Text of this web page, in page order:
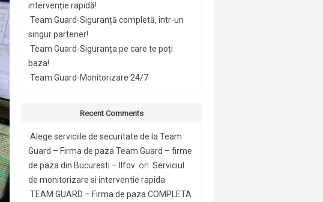
intervenție rapidă!
Team Guard-Siguranță completă, într-un
singur partener!
Team Guard-Siguranța pe care te poți
baza!
Team Guard-Monitorizare 24/7
Recent Comments
Alege serviciile de securitate de la Team
Guard – Firma de paza Team Guard – firme
de paza din Bucuresti – Ilfov on Serviciul
de monitorizare si interventie rapida
TEAM GUARD – Firma de paza COMPLETA